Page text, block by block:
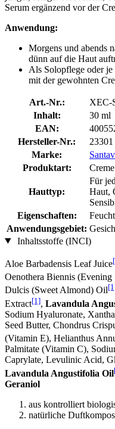
Serum ergänzend vor der
Anwendung:
Morgens und abends
dünn auf die Haut
Als Solopflege oder
mit der gewohnten
Art.-Nr.:
XEC-
Inhalt:
30 ml
EAN:
Hersteller-Nr.:
23301
Marke:
Produktart:
Creme
Hauttyp:
Für
Haut,
Eigenschaften:
Anwendungsgebiet:
Inhaltsstoffe (INCI)
Aloe Barbadensis Leaf Juice
Oenothera Biennis (Evening
Dulcis (Sweet Almond) Oil
Extract[1], Lavandula
Sodium Hyaluronate,
Seed Butter, Chondrus
(Vitamin E), Helianthus
Palmitate (Vitamin C),
Caprylate, Levulinic Acid,
Lavandula Angustifolia Oil
Geraniol
aus kontrolliert
natürliche